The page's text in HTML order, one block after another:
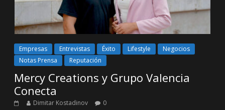
Empresas Entrevistas Éxito Lifestyle
Negocios
Notas Prensa
Reputación
Mercy Creations y Grupo Valencia
Conecta
Dimitar Kostadinov 0